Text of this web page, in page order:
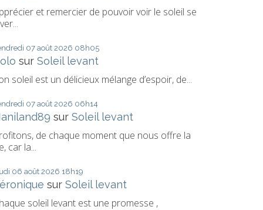
et remercier de pouvoir voir le soleil se
07 août 2026 08h05
surSoleil levant
soleil est un délicieux mélange d’espoir, de...
07 août 2026 06h14
surSoleil levant
de chaque moment que nous offre la
car la...
06 août 2026 18h19
surSoleil levant
soleil levant est une promesse ,